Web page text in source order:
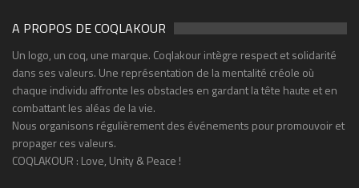
A PROPOS DE COQLAKOUR
Un logo, un coq, une marque. Coqlakour intègre respect et solidarité
dans ses valeurs. Une représentation de la mentalité créole où
chaque individu affronte les obstacles en gardant la tête haute et en
combattant les aléas de la vie.
Nous organisons régulièrement des événements pour promouvoir et
propager ces valeurs.
COQLAKOUR : Love, Unity & Peace !